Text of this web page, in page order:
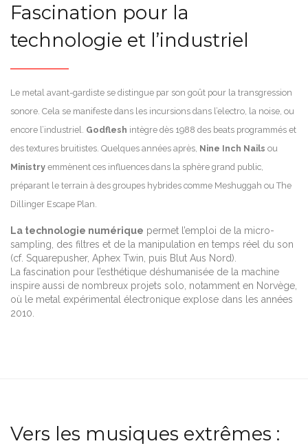
Fascination pour la
technologie et l’industriel
Le metal avant-gardiste se distingue par son goût pour la transgression
sonore. Cela se manifeste dans les incursions dans l’electro, la noise, ou
encore l’industriel. Godflesh intègre dès 1988 des beats programmés et
des textures bruitistes. Quelques années après, Nine Inch Nails ou
Ministry emmènent ces influences dans la sphère grand public,
préparant le terrain à des groupes hybrides comme Meshuggah ou The
Dillinger Escape Plan.
La technologie numérique permet l’emploi de la micro-
sampling, des filtres et de la manipulation en temps réel du son
(cf. Squarepusher, Aphex Twin, puis Blut Aus Nord).
La fascination pour l’esthétique déshumanisée de la machine
inspire aussi de nombreux projets solo, notamment en Norvège,
où le metal expérimental électronique explose dans les années
2010.
Vers les musiques extrêmes :